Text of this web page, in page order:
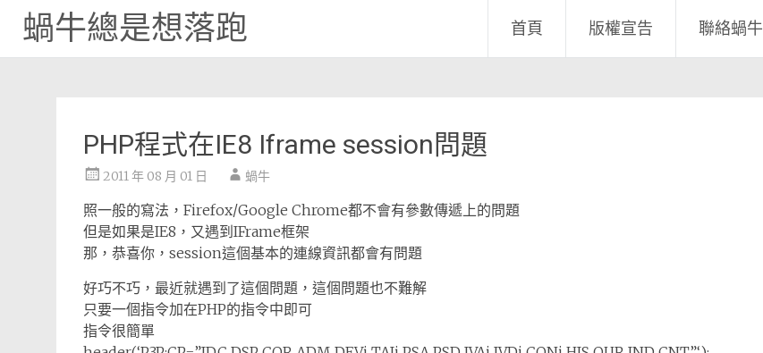
蝸牛總是想落跑 首頁 版權宣告 聯絡蝸牛
PHP程式在IE8 Iframe session問題
2011 年 08 月 01 日 蝸牛
照一般的寫法，Firefox/Google Chrome都不會有參數傳遞上的問題
但是如果是IE8，又遇到IFrame框架
那，恭喜你，session這個基本的連線資訊都會有問題
好巧不巧，最近就遇到了這個問題，這個問題也不難解
只要一個指令加在PHP的指令中即可
指令很簡單